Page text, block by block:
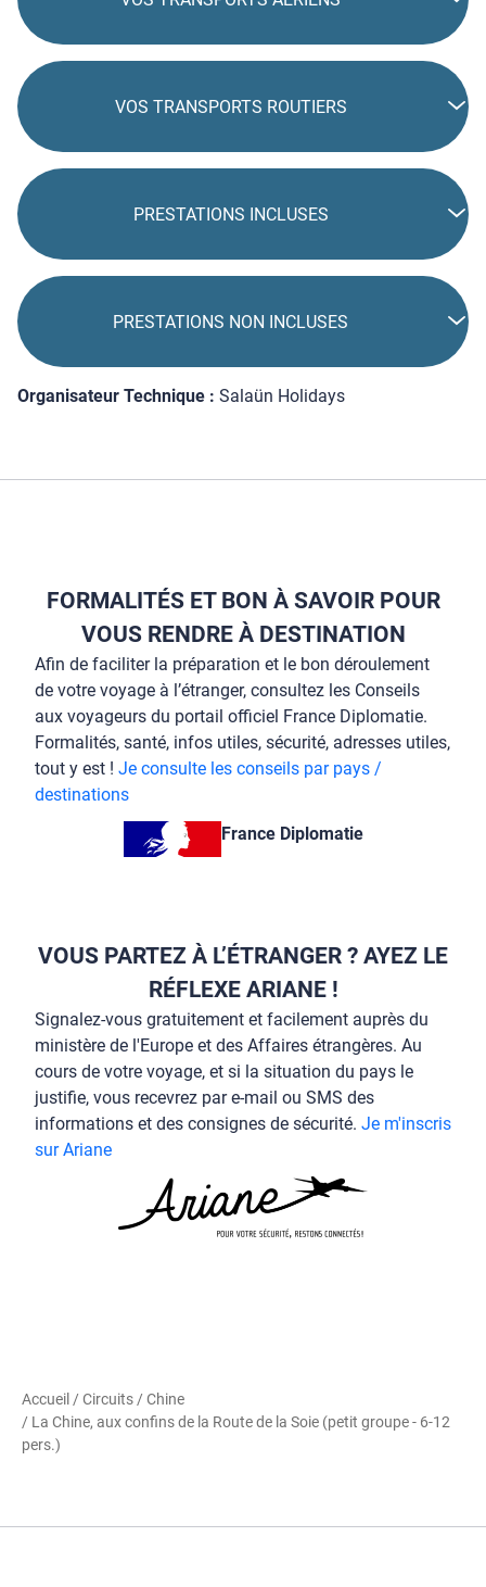
VOS TRANSPORTS ROUTIERS
PRESTATIONS INCLUSES
PRESTATIONS NON INCLUSES
Organisateur Technique : Salaün Holidays
FORMALITÉS ET BON À SAVOIR POUR
VOUS RENDRE À DESTINATION
Afin de faciliter la préparation et le bon déroulement
de votre voyage à l’étranger, consultez les Conseils
aux voyageurs du portail officiel France Diplomatie.
Formalités, santé, infos utiles, sécurité, adresses utiles,
tout y est ! Je consulte les conseils par pays /
destinations
France Diplomatie
VOUS PARTEZ À L’ÉTRANGER ? AYEZ LE
RÉFLEXE ARIANE !
Signalez-vous gratuitement et facilement auprès du
ministère de l'Europe et des Affaires étrangères. Au
cours de votre voyage, et si la situation du pays le
justifie, vous recevrez par e-mail ou SMS des
informations et des consignes de sécurité. Je m'inscris
sur Ariane
Accueil /Circuits /Chine
/ La Chine, aux confins de la Route de la Soie (petit groupe - 6-12
pers.)